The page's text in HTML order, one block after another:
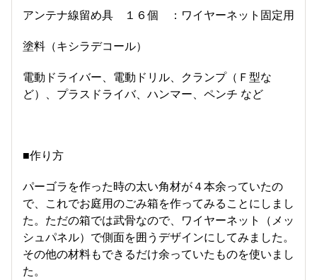
アンテナ線留め具 １６個 ：ワイヤーネット固定用
塗料（キシラデコール）
電動ドライバー、電動ドリル、クランプ（Ｆ型な
ど）、プラスドライバ、ハンマー、ペンチ など
■作り方
パーゴラを作った時の太い角材が４本余っていたの
で、これでお庭用のごみ箱を作ってみることにしまし
た。ただの箱では武骨なので、ワイヤーネット（メッ
シュパネル）で側面を囲うデザインにしてみました。
その他の材料もできるだけ余っていたものを使いまし
た。